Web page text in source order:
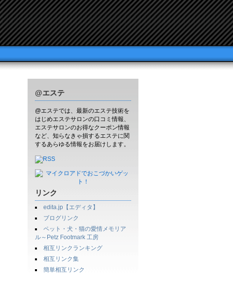
@エステ
@エステでは、最新のエステ技術を
はじめエステサロンの口コミ情報、
エステサロンのお得なクーポン情報
など、知らなきゃ損するエステに関
するあらゆる情報をお届けします。
リンク
edita.jp【エディタ】
ブログリンク
ペット・犬・猫の愛情メモリア
ル～Petz Footmark 工房
相互リンクランキング
相互リンク集
簡単相互リンク